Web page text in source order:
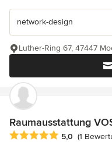
network-design
Luther-Ring 67, 47447
Raumausstattung
Durchschnittliche
5,0 (1